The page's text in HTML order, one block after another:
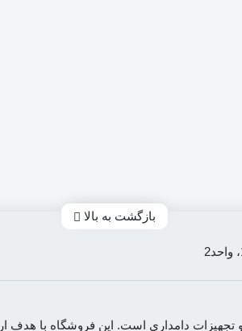
بازگشت به بالا
و تجهیزات دامداری است. این فروشگاه